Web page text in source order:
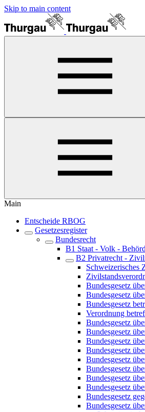
Skip to main content
Main
Entscheide RBOG
Gesetzesregister
Bundesrecht
B1 Staat - Volk -
B2 Privatrecht -
Schweizerisches
Bundesgesetz
Bundesgesetz
Bundesgesetz
Verordnung
Bundesgesetz
Bundesgesetz
Bundesgesetz
Bundesgesetz
Bundesgesetz
Bundesgesetz
Bundesgesetz
Bundesgesetz
Bundesgesetz
Bundesgesetz